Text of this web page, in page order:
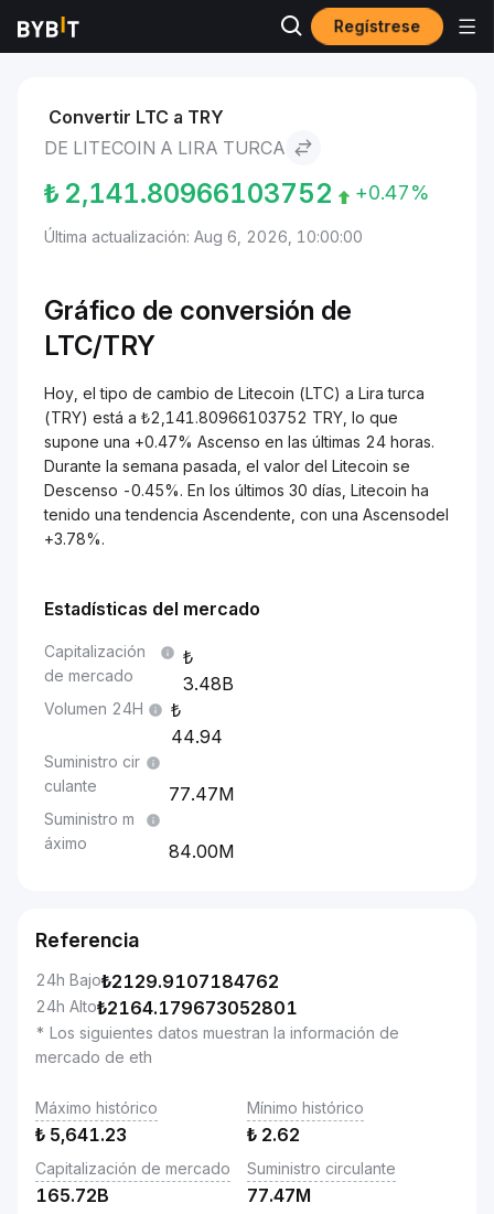
Regístrese
Mercados Precio de Litecoin LTC Litecoin to Lira turca
Convertir LTC a TRY
DE LITECOIN A LIRA TURCA
₺ 2,141.80966103752 +0.47%
Última actualización: Aug 6, 2026, 10:00:00
Gráfico de conversión de
LTC/TRY
Hoy, el tipo de cambio de Litecoin (LTC) a Lira turca
(TRY) está a ₺2,141.80966103752 TRY, lo que
supone una +0.47% Ascenso en las últimas 24 horas.
Durante la semana pasada, el valor del Litecoin se
Descenso -0.45%. En los últimos 30 días, Litecoin ha
tenido una tendencia Ascendente, con una Ascensodel
+3.78%.
Estadísticas del mercado
Capitalización
de mercado
3.48B
Volumen 24H
44.94
Suministro cir
culante
77.47M
Suministro m
áximo
84.00M
Referencia
24h Bajo₺2129.9107184762
24h Alto₺2164.179673052801
* Los siguientes datos muestran la información de
mercado de eth
Máximo histórico
₺ 5,641.23
Mínimo histórico
₺ 2.62
Capitalización de mercado
165.72B
Suministro circulante
77.47M